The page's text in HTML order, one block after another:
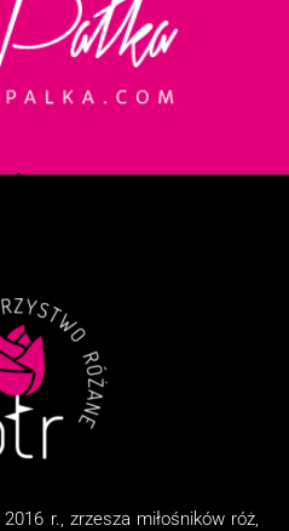
r., zrzesza miłośników róż,